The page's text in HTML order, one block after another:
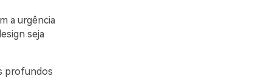
a urgência
seja
profundos